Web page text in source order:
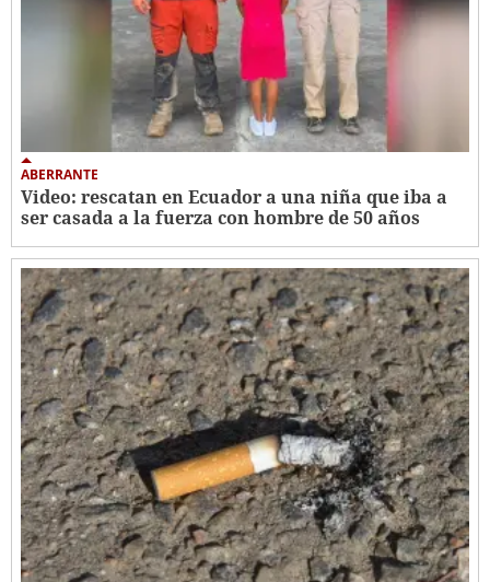
ABERRANTE
Video: rescatan en Ecuador a una niña que iba a
ser casada a la fuerza con hombre de 50 años